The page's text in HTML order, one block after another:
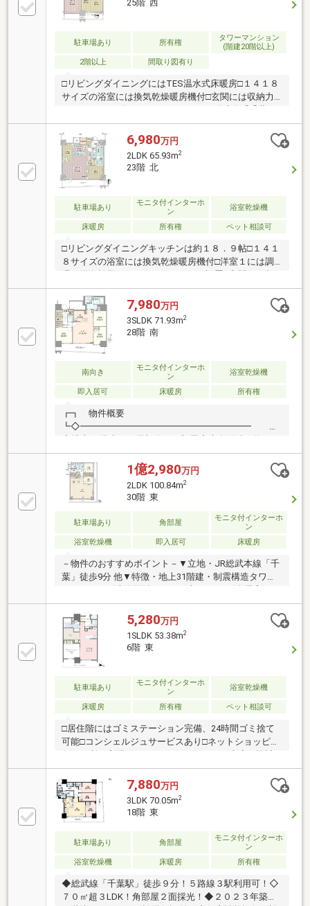
葉中央店 徒歩1分(約10m)・セブンイレブン千葉中央公
園店 徒歩1分(約40m)■ ご希望の住まい探しをお手伝い
します ━━━━━・・・物件の詳細・ご相談はお気軽
25階 西
駐車場あり 所有権
タワーマンション
(階建20階以上)
2階以上
間取り図有り
□リビングダイニングにはTES温水式床暖房□１４１８
サイズの浴室には換気乾燥暖房機付□玄関には収納力
駅徒歩９分□ハンドレスキー、顔認証解錠採用□ホテル
ライクな内廊下設計□各階ゴミステーション完備で２
４時間ゴミ捨て可能（細則有）□不在時に便利な宅配
ボックス□コンシェルジュサービス有□ライブラリーコ
ーナー・パーティルーム・キッズルーム・フィットネ
スルーム等の充実した共用施設□１階部分に２４時間
営業のスーパー（西友千葉中央店）があり毎日の買い
6,980万円
2LDK 65.93m2
23階 北
駐車場あり
モニタ付インターホ
ン
浴室乾燥機
床暖房 所有権 ペット相談可
□リビングダイニングキッチンは約１８．９帖□１４１
８サイズの浴室には換気乾燥暖房機付□洋室１には調
納力のあるシューズインクローゼット□ハンドレスキ
ー、顔認証解錠採用□ホテルライクな内廊下設計□各階
ゴミステーション完備で２４時間ゴミ捨て可能（細則
有）□不在時に便利な宅配ボックス□コンシェルジュサ
ービス有□ライブラリーコーナー・パーティルーム・
キッズルーム・フィットネスルーム等の充実した共用
施設□１階部分に２４時間営業のスーパー（西友千葉
中央店）があり毎日の買い物に便利です
7,980万円
3SLDK 71.93m2
28階 南
南向き
モニタ付インターホ
ン
浴室乾燥機
即入居可 床暖房 所有権
┏┓ 物件概要
┗◇━━━━━━━━━━━━━━━━━━━
71.93m2◆バルコニー面積 約13.48m2・南向き◆約
14.5帖のLDK 開放感あふれる寛ぎスペースです◆使
い勝手の良いキッチン 対面キッチンはお料理しなが
ら会話も楽しめます♪◆豊富な収納スペース 全居室
に収納あり◆大切なペットと暮らせるお部屋です（細
則あり）◆ゲストルームやキッズルームなど共用施設
1億2,980万円
2LDK 100.84m2
30階 東
駐車場あり 角部屋
モニタ付インターホ
ン
浴室乾燥機
即入居可 床暖房
－物件のおすすめポイント－▼立地・JR総武本線「千
葉」徒歩9分 他▼特徴・地上31階建・制震構造タワー
ルコニーに面する間取り・リビングの天井高は約
2.8m・会話が弾む対面式キッチン・WIC・SIC等の収納
を設置・フィットネスルーム等の共用施設有・コンシ
ェルジュサービス有・ペット飼育可能(細則有)▼設
備・床暖房・食洗機／ディスポーザー・1620サイズの
浴室・2ボウルの洗面台・エコジョーズ■ ご希望の住ま
い探しをお手伝いします ━━━━━・・・物件の詳
細・ご相談はお気軽にお問い合わせください。
5,280万円
1SLDK 53.38m2
6階 東
駐車場あり
モニタ付インターホ
ン
浴室乾燥機
床暖房 所有権 ペット相談可
□居住階にはゴミステーション完備、24時間ゴミ捨て
可能□コンシェルジュサービスあり□ネットショッピン
パーティルーム・キッズルーム・フィットネスルーム
等の充実した共用施設□1階部分には24時間営業のスー
パー、2階には100円ショップ
7,880万円
3LDK 70.05m2
18階 東
駐車場あり 角部屋
モニタ付インターホ
ン
浴室乾燥機
床暖房 所有権
◆総武線「千葉駅」徒歩９分！５路線３駅利用可！◇
７０㎡超３LDK！角部屋２面採光！◆２０２３年築３